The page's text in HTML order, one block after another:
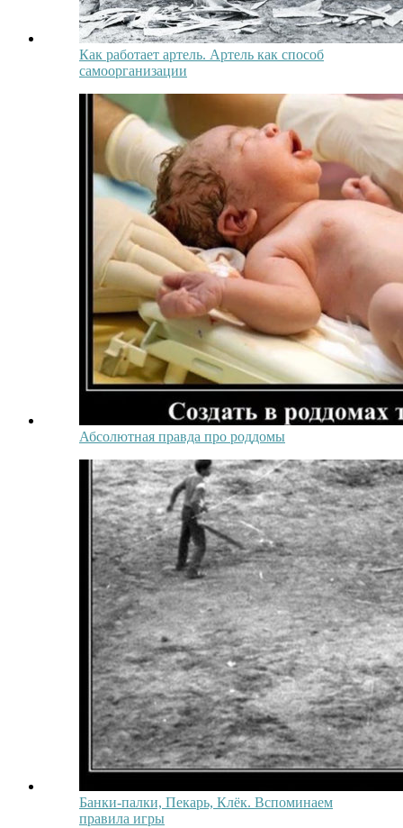
Как работает артель. Артель как способ
самоорганизации
Абсолютная правда про роддомы
Банки-палки, Пекарь, Клёк. Вспоминаем
правила игры